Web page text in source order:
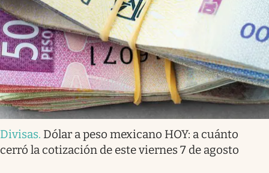
Divisas. Dólar a peso mexicano HOY: a cuánto
cerró la cotización de este viernes 7 de agosto